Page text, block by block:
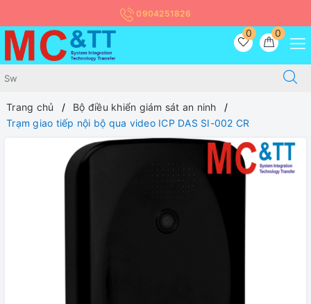
0904251826
0
0
Trang chủ
Bộ điều khiển giám sát an ninh
Trạm giao tiếp nội bộ qua video ICP DAS SI-002 CR